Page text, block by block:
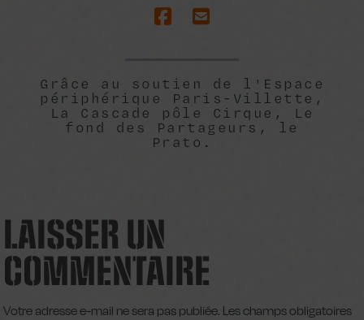
Grâce au soutien de l'Espace
périphérique Paris-Villette,
La Cascade pôle Cirque, Le
fond des Partageurs, le
Prato.
LAISSER UN
COMMENTAIRE
Votre adresse e-mail ne sera pas publiée. Les champs obligatoires